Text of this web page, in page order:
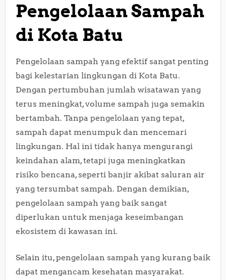
Pengelolaan Sampah
di Kota Batu
Pengelolaan sampah yang efektif sangat penting
bagi kelestarian lingkungan di Kota Batu.
Dengan pertumbuhan jumlah wisatawan yang
terus meningkat, volume sampah juga semakin
bertambah. Tanpa pengelolaan yang tepat,
sampah dapat menumpuk dan mencemari
lingkungan. Hal ini tidak hanya mengurangi
keindahan alam, tetapi juga meningkatkan
risiko bencana, seperti banjir akibat saluran air
yang tersumbat sampah. Dengan demikian,
pengelolaan sampah yang baik sangat
diperlukan untuk menjaga keseimbangan
ekosistem di kawasan ini.
Selain itu, pengelolaan sampah yang kurang baik
dapat mengancam kesehatan masyarakat.